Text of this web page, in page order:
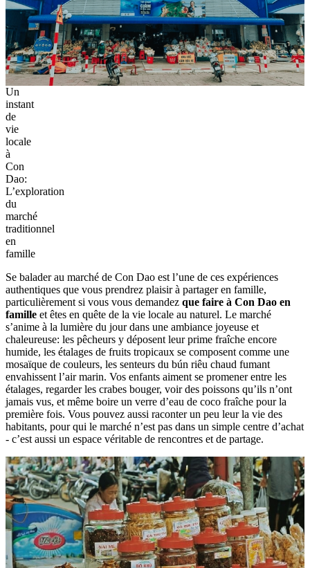
Un
instant
de
vie
locale
à
Con
Dao:
L’exploration
du
marché
traditionnel
en
famille
Se balader au marché de Con Dao est l’une de ces expériences
authentiques que vous prendrez plaisir à partager en famille,
particulièrement si vous vous demandez que faire à Con Dao en
famille et êtes en quête de la vie locale au naturel. Le marché
s’anime à la lumière du jour dans une ambiance joyeuse et
chaleureuse: les pêcheurs y déposent leur prime fraîche encore
humide, les étalages de fruits tropicaux se composent comme une
mosaïque de couleurs, les senteurs du bún riêu chaud fumant
envahissent l’air marin. Vos enfants aiment se promener entre les
étalages, regarder les crabes bouger, voir des poissons qu’ils n’ont
jamais vus, et même boire un verre d’eau de coco fraîche pour la
première fois. Vous pouvez aussi raconter un peu leur la vie des
habitants, pour qui le marché n’est pas dans un simple centre d’achat
- c’est aussi un espace véritable de rencontres et de partage.